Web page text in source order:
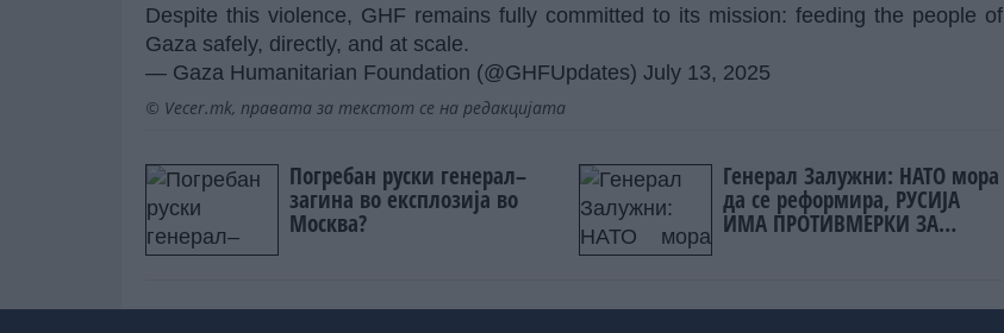
Despite this violence, GHF remains fully committed to its mission: feeding the people of
Gaza safely, directly, and at scale.
— Gaza Humanitarian Foundation (@GHFUpdates) July 13, 2025
© Vecer.mk, правата за текстот се на редакцијата
Погребан руски генерал–
загина во експлозија во
Москва?
Генерал Залужни: НАТО мора
да се реформира, РУСИЈА
ИМА ПРОТИВМЕРКИ ЗА